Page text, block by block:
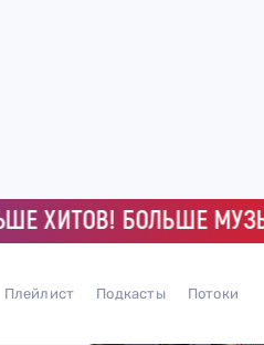
БОЛЬШЕ МУЗЫКИ!
Плейлист Подкасты Потоки